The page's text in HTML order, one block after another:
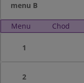
menu B
Menu Chod
1
2